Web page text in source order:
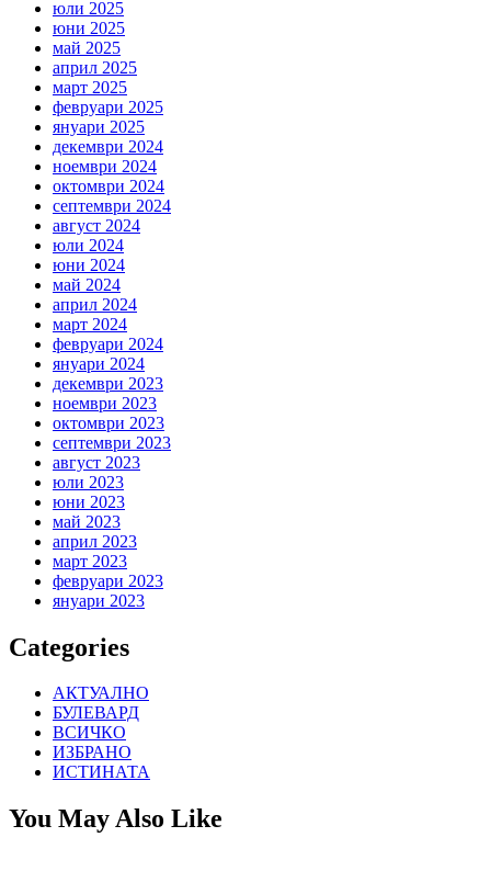
юли 2025
юни 2025
май 2025
април 2025
март 2025
февруари 2025
януари 2025
декември 2024
ноември 2024
октомври 2024
септември 2024
август 2024
юли 2024
юни 2024
май 2024
април 2024
март 2024
февруари 2024
януари 2024
декември 2023
ноември 2023
октомври 2023
септември 2023
август 2023
юли 2023
юни 2023
май 2023
април 2023
март 2023
февруари 2023
януари 2023
Categories
АКТУАЛНО
БУЛЕВАРД
ВСИЧКО
ИЗБРАНО
ИСТИНАТА
You May Also Like